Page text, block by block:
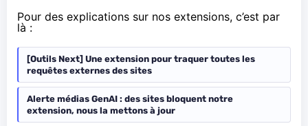
Pour des explications sur nos extensions, c’est par
là :
[Outils Next] Une extension pour traquer toutes les
requêtes externes des sites
Alerte médias GenAI : des sites bloquent notre
extension, nous la mettons à jour